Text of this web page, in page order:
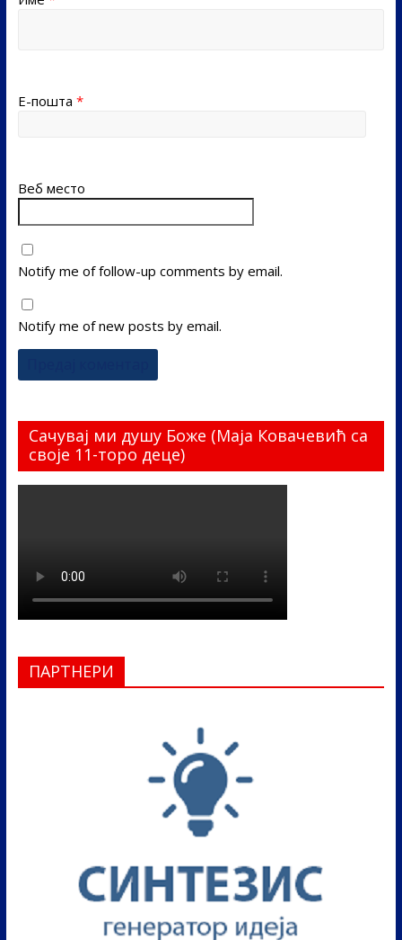
Е-пошта *
Веб место
Notify me of follow-up comments by email.
Notify me of new posts by email.
Сачувај ми душу Боже (Маја Ковачевић са
своје 11-торо деце)
ПАРТНЕРИ